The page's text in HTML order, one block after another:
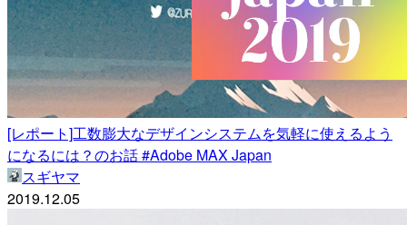
[レポート]工数膨大なデザインシステムを気軽に使えるよう
になるには？のお話 #Adobe MAX Japan
スギヤマ
2019.12.05